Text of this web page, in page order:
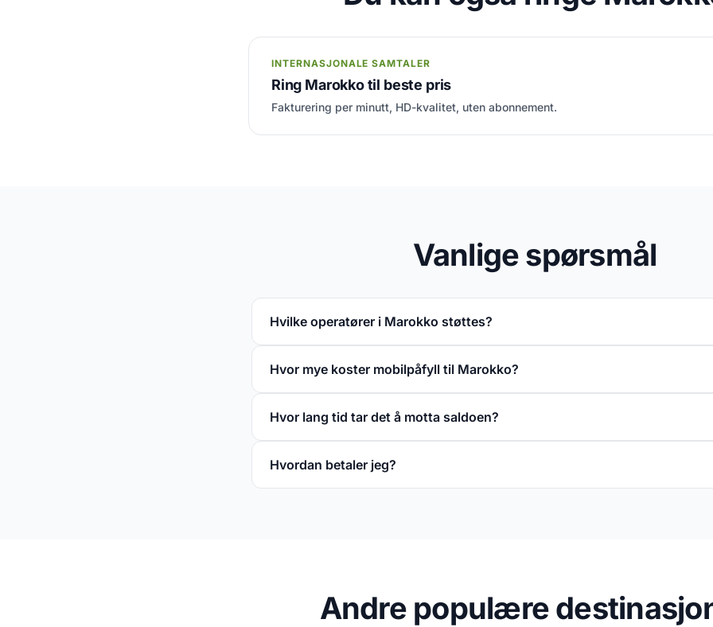
INTERNASJONALE SAMTALER
Ring Marokko til beste pris
Fakturering per minutt, HD-kvalitet, uten abonnement.
Vanlige spørsmål
Hvilke operatører i Marokko støttes?
Hvor mye koster mobilpåfyll til Marokko?
Hvor lang tid tar det å motta saldoen?
Hvordan betaler jeg?
Andre populære